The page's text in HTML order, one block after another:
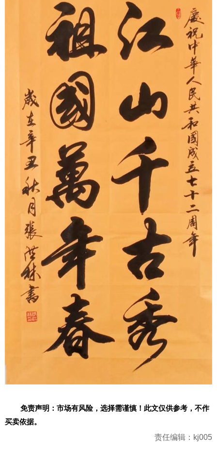
免责声明：市场有风险，选择需谨慎！此文仅供参考，不作
买卖依据。
责任编辑：kj005